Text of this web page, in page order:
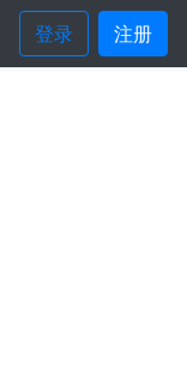
登录 注册